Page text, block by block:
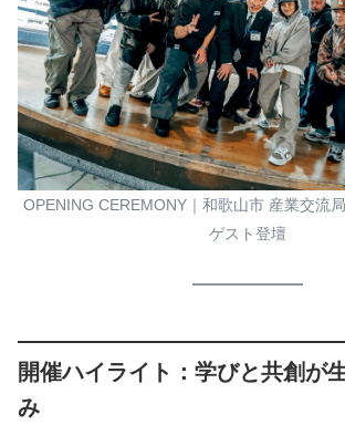
OPENING CEREMONY｜和歌山市 産業交流
ゲスト登壇
開催ハイライト：学びと共創が
み